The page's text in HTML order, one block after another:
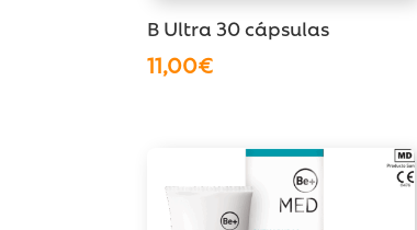
B Ultra 30 cápsulas
11,00€